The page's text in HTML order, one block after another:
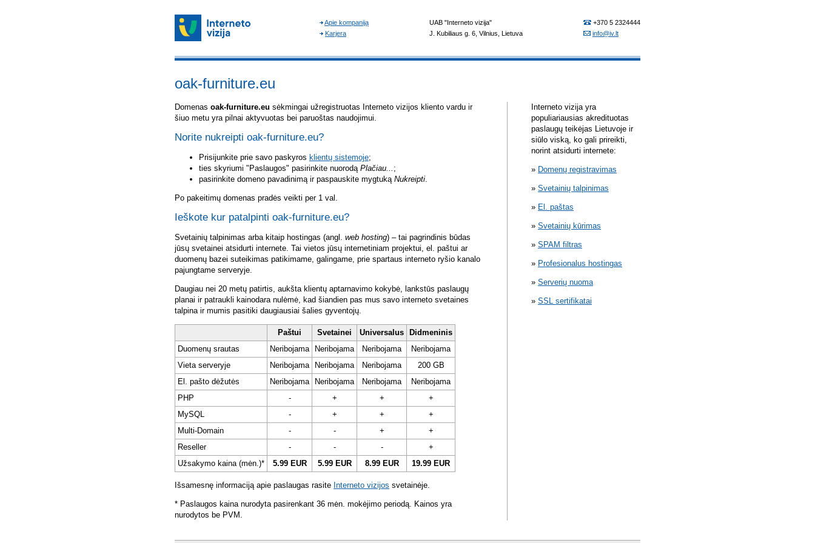
oak-furniture.eu
Domenas oak-furniture.eu sėkmingai užregistruotas Interneto vizijos kliento vardu ir
šiuo metu yra pilnai aktyvuotas bei paruoštas naudojimui.
Norite nukreipti oak-furniture.eu?
Prisijunkite prie savo paskyros klientų sistemoje;
ties skyriumi "Paslaugos" pasirinkite nuorodą Plačiau... ;
pasirinkite domeno pavadinimą ir paspauskite mygtuką Nukreipti.
Po pakeitimų domenas pradės veikti per 1 val.
Ieškote kur patalpinti oak-furniture.eu?
Svetainių talpinimas arba kitaip hostingas (angl. web hosting) – tai pagrindinis būdas
jūsų svetainei atsidurti internete. Tai vietos jūsų internetiniam projektui, el. paštui ar
duomenų bazei suteikimas patikimame, galingame, prie spartaus interneto ryšio kanalo
pajungtame serveryje.
Daugiau nei 20 metų patirtis, aukšta klientų aptarnavimo kokybė, lankstūs paslaugų
planai ir patraukli kainodara nulėmė, kad šiandien pas mus savo interneto svetaines
talpina ir mumis pasitiki daugiausiai šalies gyventojų.
Paštui Svetainei Universalus
Didmeninis
Duomenų srautas
Neribojama Neribojama Neribojama
Neribojama
Vieta serveryje
Neribojama Neribojama Neribojama
200 GB
El. pašto dėžutės
Neribojama Neribojama Neribojama
Neribojama
PHP
- + +
+
MySQL
- + +
+
Multi-Domain
- - +
+
Reseller
- - -
+
Užsakymo kaina (mėn.)*
5.99 EUR 5.99 EUR 8.99 EUR 19.99 EUR
Išsamesnę informaciją apie paslaugas rasite Interneto vizijos svetainėje.
* Paslaugos kaina nurodyta pasirenkant 36 mėn. mokėjimo periodą. Kainos yra
nurodytos be PVM.
Interneto vizija yra
populiariausias akredituotas
paslaugų teikėjas Lietuvoje ir
siūlo viską, ko gali prireikti,
norint atsidurti internete:
Domenų registravimas
Svetainių talpinimas
El. paštas
Svetainių kūrimas
SPAM filtras
Profesionalus hostingas
Serverių nuoma
SSL sertifikatai